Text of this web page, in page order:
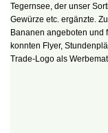
Tegernsee, der unser
Gewürze etc. ergänzte.
Bananen angeboten und
konnten Flyer,
Trade-Logo als